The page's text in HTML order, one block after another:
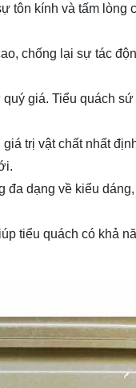
tôn kính và tấm lòng
chống lại sự tác
giá. Tiểu quách sứ
trị vật chất nhất
đa dạng về kiểu
tiểu quách có khả